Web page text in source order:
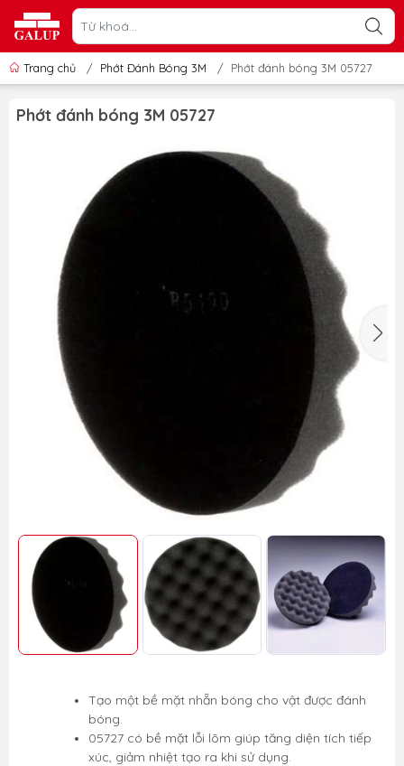
Trang chủ / Phớt Đánh Bóng 3M / Phớt đánh bóng 3M 05727
Phớt đánh bóng 3M 05727
Tạo một bề mặt nhẵn bóng cho vật được đánh
bóng.
05727 có bề mặt lỗi lõm giúp tăng diện tích tiếp
xúc, giảm nhiệt tạo ra khi sử dụng.